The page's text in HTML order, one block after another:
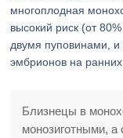
многоплодная
высокий риск (от
двумя пуповинами, и
эмбрионов на ранних
Близнецы в
монозиготными, а